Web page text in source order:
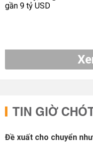
TIN GIỜ
Đề xuất cho chuyển